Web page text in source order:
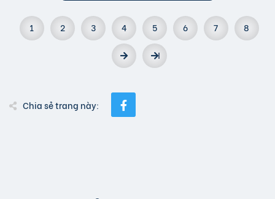
1 2 3 4 5 6 7 8
Chia sẻ trang này: